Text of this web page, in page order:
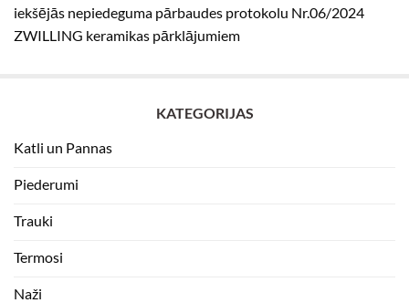
iekšējās nepiedeguma pārbaudes protokolu Nr.06/2024
ZWILLING keramikas pārklājumiem
KATEGORIJAS
Katli un Pannas
Piederumi
Trauki
Termosi
Naži